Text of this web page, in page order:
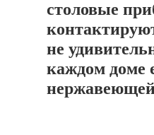
столовые
не
каждом доме